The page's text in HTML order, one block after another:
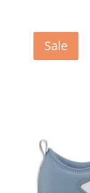
€129,90.
Sale